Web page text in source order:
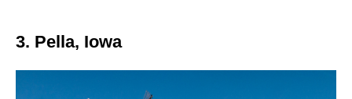
3. Pella, Iowa